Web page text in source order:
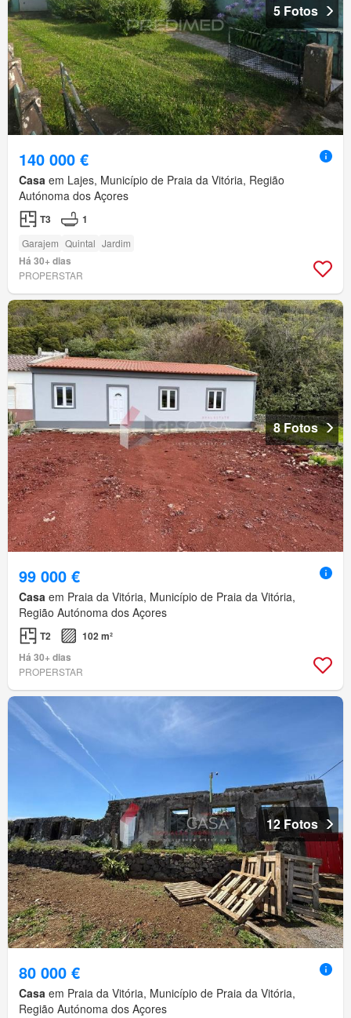
5 Fotos
140 000 €
Casa em Lajes, Município de Praia da Vitória, Região
Autónoma dos Açores
T3 1
Garajem Quintal Jardim
Há 30+ dias
PROPERSTAR
8 Fotos
99 000 €
Casa em Praia da Vitória, Município de Praia da Vitória,
Região Autónoma dos Açores
T2
102 m²
Há 30+ dias
PROPERSTAR
12 Fotos
80 000 €
Casa em Praia da Vitória, Município de Praia da Vitória,
Região Autónoma dos Açores